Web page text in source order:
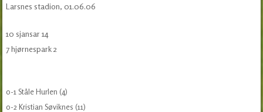
Larsnes stadion, 01.06.06
10 sjansar 14
7 hjørnespark 2
0-1 Ståle Hurlen (4)
0-2 Kristian Søviknes (11)